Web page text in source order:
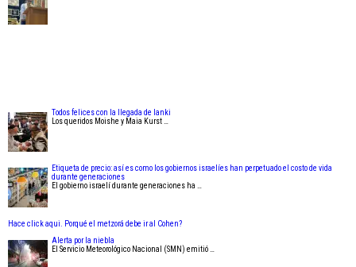
Todos felices con la llegada de Ianki
Los queridos Moishe y Maia Kurst …
Etiqueta de precio: así es como los gobiernos israelíes han perpetuado el costo de vida
durante generaciones
El gobierno israelí durante generaciones ha …
Hace click aqui. Porqué el metzorá debe ir al Cohen?
Alerta por la niebla
El Servicio Meteorológico Nacional (SMN) emitió …